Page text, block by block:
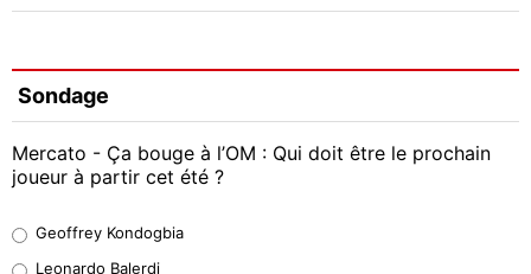
Sondage
Mercato - Ça bouge à l’OM : Qui doit être le prochain
joueur à partir cet été ?
38%
Geoffrey Kondogbia
Leonardo Balerdi